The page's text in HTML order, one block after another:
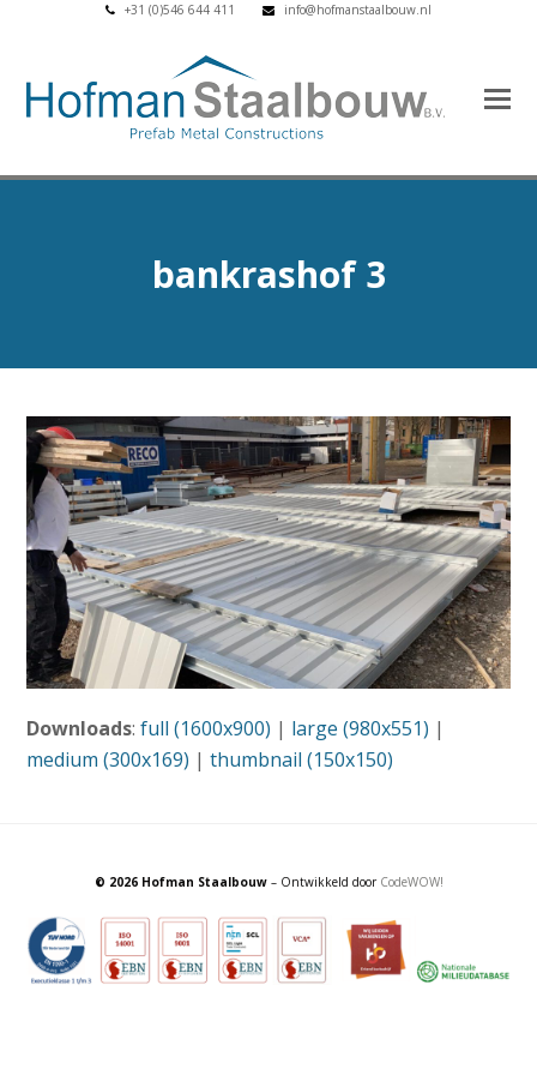
+31 (0)546 644 411 info@hofmanstaalbouw.nl
bankrashof 3
Downloads:full (1600x900) | large (980x551) |
medium (300x169) |thumbnail (150x150)
© 2026 Hofman Staalbouw– Ontwikkeld door CodeWOW!